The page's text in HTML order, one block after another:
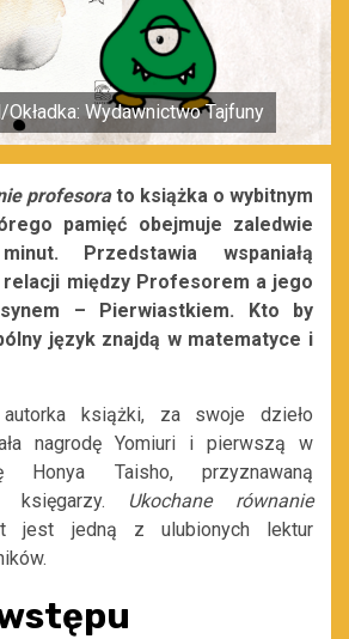
Okładka: Wydawnictwo Tajfuny
profesorato książka o wybitnym
ego pamięć obejmuje zaledwie
Przedstawia wspaniałą
między Profesorem a jego
– Pierwiastkiem. Kto by
język znajdą w matematyce i
książki,za swoje dzieło
nagrodę Yomiuri i pierwszą w
Honya Taisho, przyznawaną
Ukochane równanie
jest jedną z ulubionych lektur